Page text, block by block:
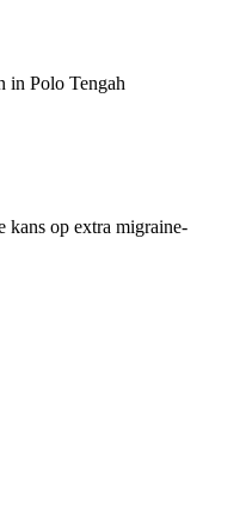
in Polo Tengah
kans op extra migraine-